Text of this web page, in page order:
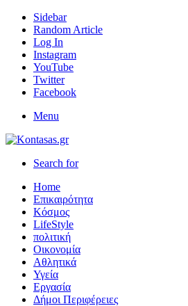
Sidebar
Random Article
Log In
Instagram
YouTube
Twitter
Facebook
Menu
Search for
Home
Επικαιρότητα
Κόσμος
LifeStyle
πολιτική
Οικονομία
Αθλητικά
Υγεία
Εργασία
Δήμοι Περιφέρειες